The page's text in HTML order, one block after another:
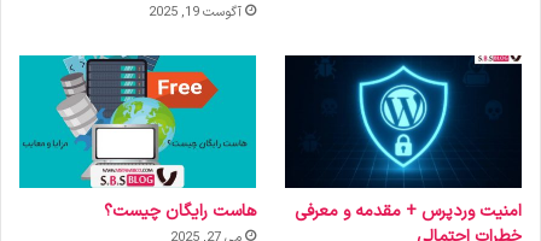
آگوست 19, 2025
امنیت وردپرس + مقدمه و معرفی
هاست رایگان چیست؟